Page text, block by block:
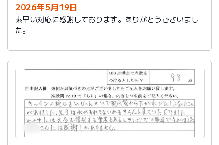
2026年5月19日
素早い対応に感謝しております。ありがとうございまし
た。